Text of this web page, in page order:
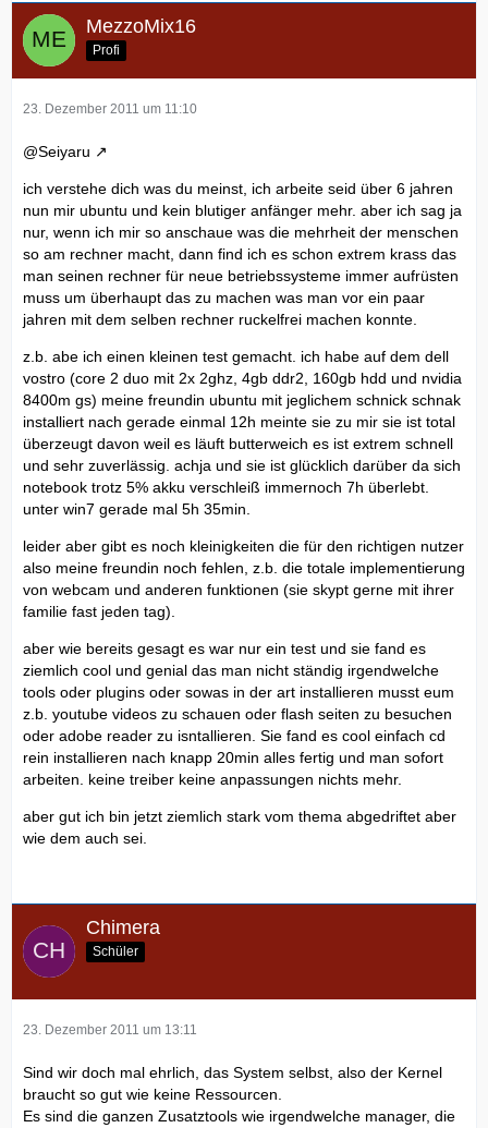
MezzoMix16
Profi
23. Dezember 2011 um 11:10
@Seiyaru
ich verstehe dich was du meinst, ich arbeite seid über 6 jahren
nun mir ubuntu und kein blutiger anfänger mehr. aber ich sag ja
nur, wenn ich mir so anschaue was die mehrheit der menschen
so am rechner macht, dann find ich es schon extrem krass das
man seinen rechner für neue betriebssysteme immer aufrüsten
muss um überhaupt das zu machen was man vor ein paar
jahren mit dem selben rechner ruckelfrei machen konnte.
z.b. abe ich einen kleinen test gemacht. ich habe auf dem dell
vostro (core 2 duo mit 2x 2ghz, 4gb ddr2, 160gb hdd und nvidia
8400m gs) meine freundin ubuntu mit jeglichem schnick schnak
installiert nach gerade einmal 12h meinte sie zu mir sie ist total
überzeugt davon weil es läuft butterweich es ist extrem schnell
und sehr zuverlässig. achja und sie ist glücklich darüber da sich
notebook trotz 5% akku verschleiß immernoch 7h überlebt.
unter win7 gerade mal 5h 35min.
leider aber gibt es noch kleinigkeiten die für den richtigen nutzer
also meine freundin noch fehlen, z.b. die totale implementierung
von webcam und anderen funktionen (sie skypt gerne mit ihrer
familie fast jeden tag).
aber wie bereits gesagt es war nur ein test und sie fand es
ziemlich cool und genial das man nicht ständig irgendwelche
tools oder plugins oder sowas in der art installieren musst eum
z.b. youtube videos zu schauen oder flash seiten zu besuchen
oder adobe reader zu isntallieren. Sie fand es cool einfach cd
rein installieren nach knapp 20min alles fertig und man sofort
arbeiten. keine treiber keine anpassungen nichts mehr.
aber gut ich bin jetzt ziemlich stark vom thema abgedriftet aber
wie dem auch sei.
Chimera
Schüler
23. Dezember 2011 um 13:11
Sind wir doch mal ehrlich, das System selbst, also der Kernel
braucht so gut wie keine Ressourcen.
Es sind die ganzen Zusatztools wie irgendwelche manager, die